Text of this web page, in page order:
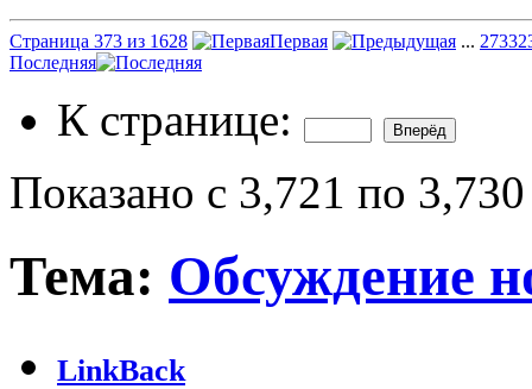
Страница 373 из 1628 Первая ... 273
Последняя
К странице:
Показано с 3,721 по
Тема: Обсуждение
LinkBack